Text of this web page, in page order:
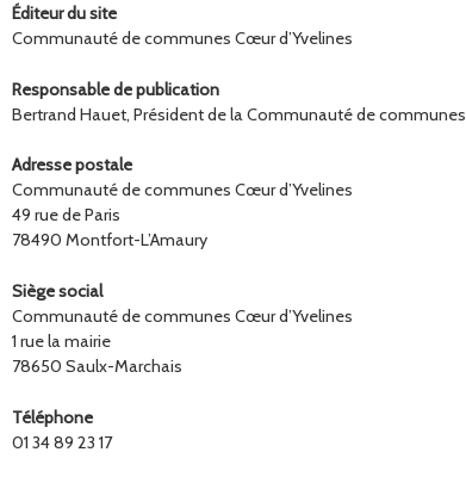
Éditeur du site
Communauté de communes Cœur d’Yvelines
Responsable de publication
Bertrand Hauet, Président de la Communauté de communes
Adresse postale
Communauté de communes Cœur d’Yvelines
49 rue de Paris
78490 Montfort-L’Amaury
Siège social
Communauté de communes Cœur d’Yvelines
1 rue la mairie
78650 Saulx-Marchais
Téléphone
01 34 89 23 17